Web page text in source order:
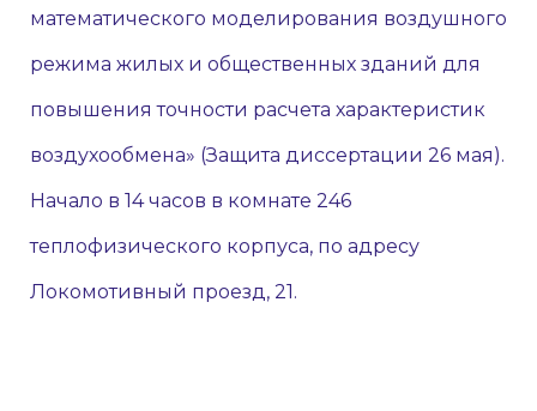
математического моделирования воздушного
режима жилых и общественных зданий для
повышения точности расчета характеристик
воздухообмена» (Защита диссертации 26 мая).
Начало в 14 часов в комнате 246
теплофизического корпуса, по адресу
Локомотивный проезд, 21.